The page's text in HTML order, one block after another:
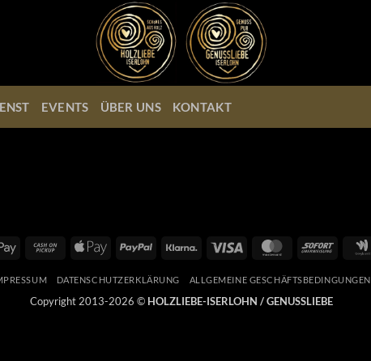
EVENTS ÜBER UNS KONTAKT
Google
Cash
Pickup
Apple
PayPal Klarna Visa MasterCardSofort
DATENSCHUTZERKLÄRUNG ALLGEMEINE GESCHÄFTSBEDINGUNGEN
Copyright 2013-2026 © HOLZLIEBE-ISERLOHN / GENUSSLIEBE